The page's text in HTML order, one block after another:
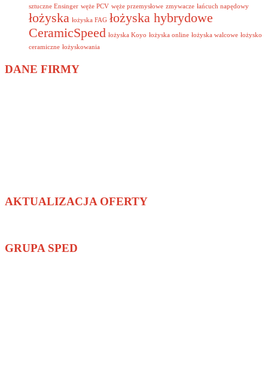
sztuczne Ensinger węże PCV węże przemysłowe zmywacze łańcuch napędowy
łożyska łożyska FAG łożyska hybrydowe
CeramicSpeed łożyska Koyo łożyska online łożyska walcowe łożysko
ceramiczne łożyskowania
DANE FIRMY
AKTUALIZACJA OFERTY
GRUPA SPED